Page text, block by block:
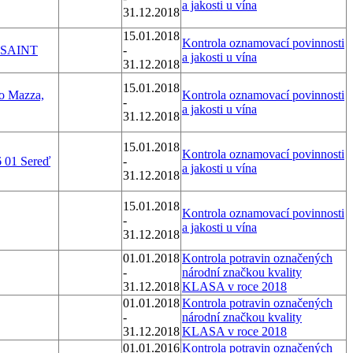
31.12.2018
a jakosti u vína
15.01.2018
-
31.12.2018
Kontrola oznamovací povinnosti
a jakosti u vína
Mazza,
15.01.2018
-
31.12.2018
Kontrola oznamovací povinnosti
a jakosti u vína
01 Sereď
15.01.2018
-
31.12.2018
Kontrola oznamovací povinnosti
a jakosti u vína
15.01.2018
-
31.12.2018
Kontrola oznamovací povinnosti
a jakosti u vína
01.01.2018
-
31.12.2018
Kontrola potravin označených
národní značkou kvality
KLASA v roce 2018
01.01.2018
-
31.12.2018
Kontrola potravin označených
národní značkou kvality
KLASA v roce 2018
01.01.2016Kontrola potravin označených